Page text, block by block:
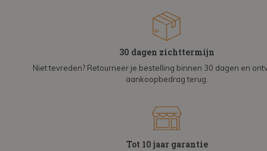
30 dagen zichttermijn
Niet tevreden? Retourneer je bestelling binnen 30 dagen en
aankoopbedrag terug.
Tot 10 jaar garantie